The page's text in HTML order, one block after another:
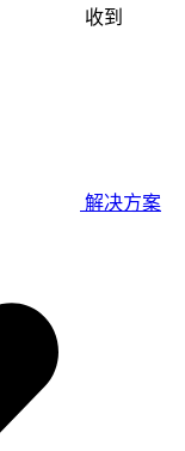
收到
解决方案